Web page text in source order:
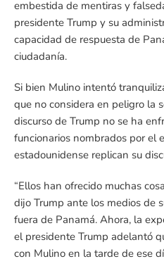
embestida de mentiras y
presidente Trump y su
capacidad de respuesta de
ciudadanía.
Si bien Mulino intentó
que no considera en peligro la
discurso de Trump no se ha
funcionarios nombrados por el
estadounidense replican su
“Ellos han ofrecido muchas
dijo Trump ante los medios de
fuera de Panamá. Ahora, la
el presidente Trump adelantó
con Mulino en la tarde de ese